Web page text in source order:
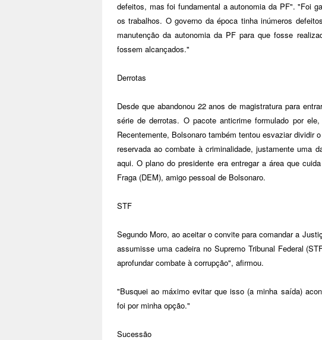
defeitos, mas foi fundamental a autonomia da PF". "Foi
os trabalhos. O governo da época tinha inúmeros
manutenção da autonomia da PF para que fosse
fossem alcançados."
Derrotas
Desde que abandonou 22 anos de magistratura para
série de derrotas. O pacote anticrime formulado por
Recentemente, Bolsonaro também tentou esvaziar dividir
reservada ao combate à criminalidade, justamente uma
aqui. O plano do presidente era entregar a área que
Fraga (DEM), amigo pessoal de Bolsonaro.
STF
Segundo Moro, ao aceitar o convite para comandar a
assumisse uma cadeira no Supremo Tribunal Federal
aprofundar combate à corrupção", afirmou.
"Busquei ao máximo evitar que isso (a minha saída)
foi por minha opção."
Sucessão